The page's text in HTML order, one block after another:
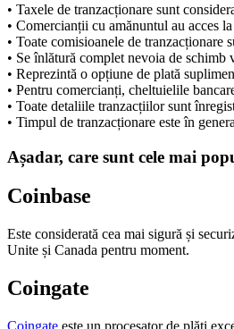
• Taxele de tranzacționare sunt
• Comercianții cu amănuntul au acces
• Toate comisioanele de tranzacționare
• Se înlătură complet nevoia de schimb
• Reprezintă o opțiune de plată
• Pentru comercianți, cheltuielile
• Toate detaliile tranzacțiilor sunt
• Timpul de tranzacționare este în
Așadar, care sunt cele mai
Coinbase
Este considerată cea mai sigură și
Unite și Canada pentru moment.
Coingate